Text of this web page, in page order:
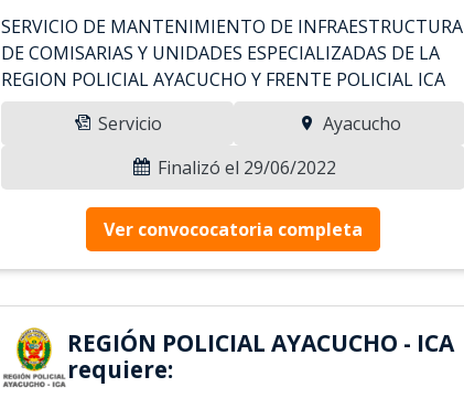
SERVICIO DE MANTENIMIENTO DE INFRAESTRUCTURA
DE COMISARIAS Y UNIDADES ESPECIALIZADAS DE LA
REGION POLICIAL AYACUCHO Y FRENTE POLICIAL ICA
Servicio
Ayacucho
Finalizó el 29/06/2022
Ver convococatoria completa
REGIÓN POLICIAL AYACUCHO - ICA
requiere: